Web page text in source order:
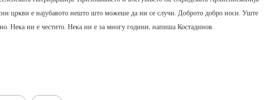
цркви е најубавото нешто што можеше да ни се случи. Доброто добро носи. Уште
Нека ни е честито. Нека ни е за многу години, напиша Костадинов.